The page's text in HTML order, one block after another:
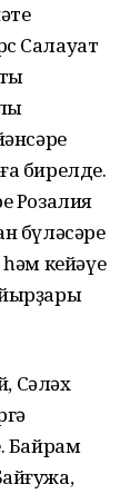
Салауат
бирелде.
Розалия
бүләсәре
кейәүе
Сәләх
Байрам